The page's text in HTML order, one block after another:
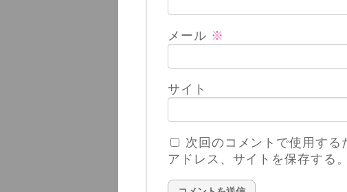
メール ※
サイト
次回のコメントで使用す
アドレス、サイトを保存する。